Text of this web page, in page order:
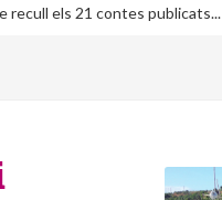
recull els 21 contes publicats...